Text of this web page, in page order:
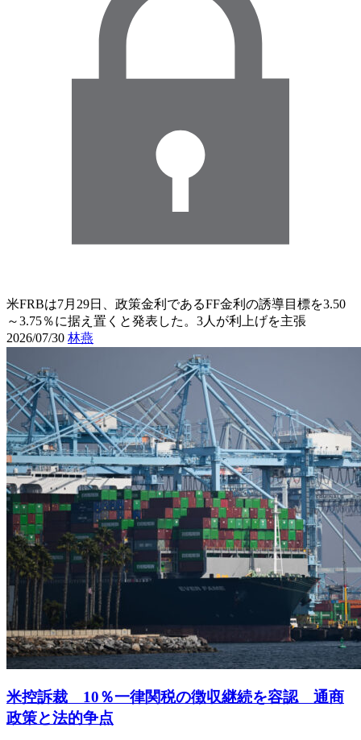
米FRBは7月29日、政策金利であるFF金利の誘導目標を3.50
～3.75％に据え置くと発表した。3人が利上げを主張
2026/07/30 林燕
米控訴裁 10％一律関税の徴収継続を容認 通商
政策と法的争点